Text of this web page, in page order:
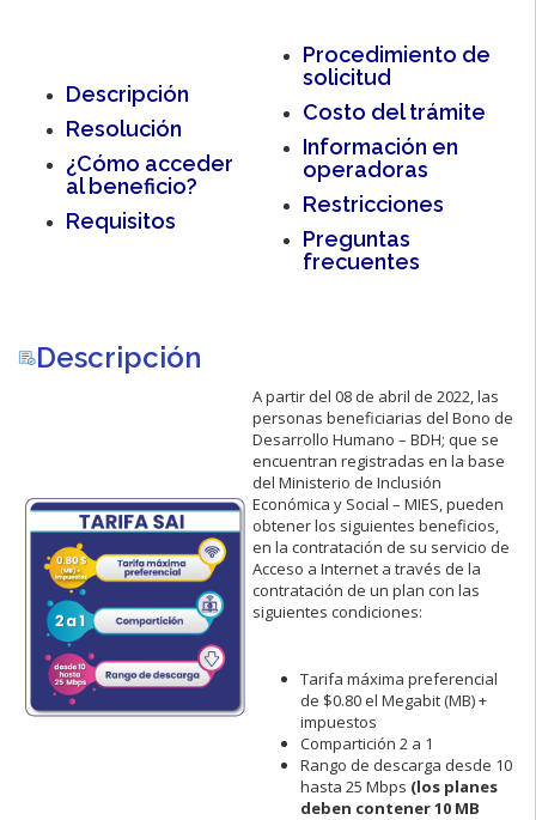
Descripción
Resolución
¿Cómo acceder
al beneficio?
Requisitos
Procedimiento de
solicitud
Costo del trámite
Información en
operadoras
Restricciones
Preguntas
frecuentes
Descripción
A partir del 08 de abril de 2022, las
personas beneficiarias del Bono de
Desarrollo Humano – BDH; que se
encuentran registradas en la base
del Ministerio de Inclusión
Económica y Social – MIES, pueden
obtener los siguientes beneficios,
en la contratación de su servicio de
Acceso a Internet a través de la
contratación de un plan con las
siguientes condiciones:
Tarifa máxima preferencial
de $0.80 el Megabit (MB) +
impuestos
Compartición 2 a 1
Rango de descarga desde 10
hasta 25 Mbps (los planes
deben contener 10 MB